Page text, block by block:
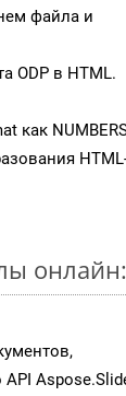
файла и
ODP в HTML.
как